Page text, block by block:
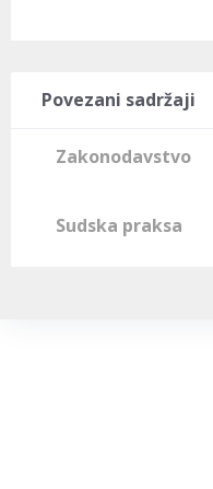
Povezani sadržaji
Zakonodavstvo
Sudska praksa